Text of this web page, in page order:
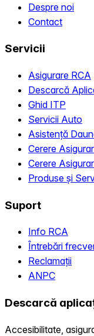
Despre noi
Contact
Servicii
Asigurare RCA
Descarcă
Ghid ITP
Servicii Auto
Asistență
Cerere
Cerere
Produse și
Suport
Info RCA
Întrebări
Reclamații
ANPC
Descarcă
Accesibilitate,